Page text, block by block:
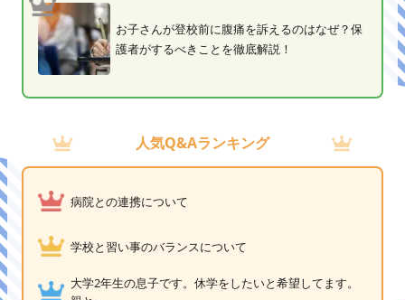
お子さんが登校前に腹痛を訴えるのはなぜ？保
護者がするべきことを徹底解説！
人気Q&Aランキング
病院との連携について
学校と習い事のバランスについて
大学2年生の息子です。休学をしたいと希望してます。